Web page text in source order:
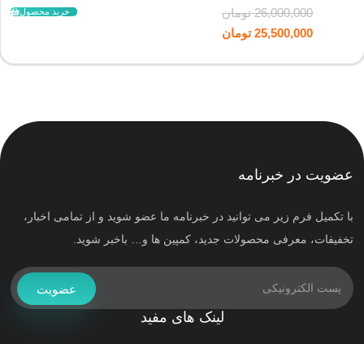
26,000,000 تومان
25,500,000 تومان
خرید محصول
عضویت در خبرنامه
با تکمیل فرم زیر می توانید در خبرنامه ما عضو شوید و از تمامی اخبار،
تخفیفات، معرفی محصولات جدید، کمپین ها و… باخبر شوید.
عضویت
لینک های مفید